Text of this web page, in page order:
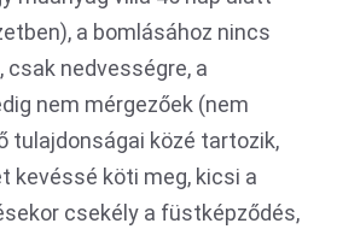
a bomlásához nincs
nedvességre, a
nem mérgezőek (nem
tulajdonságai közé tartozik,
kevéssé köti meg, kicsi a
csekély a füstképződés,